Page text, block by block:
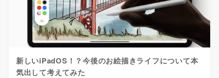
新しいiPadOS！？今後のお絵描きライフについて本
気出して考えてみた